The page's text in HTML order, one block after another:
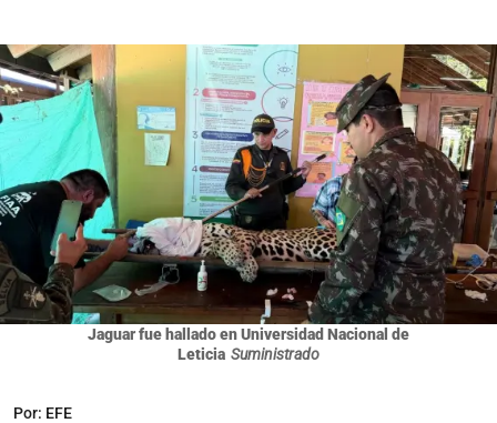
Jaguar fue hallado en Universidad Nacional de
Leticia Suministrado
Por: EFE